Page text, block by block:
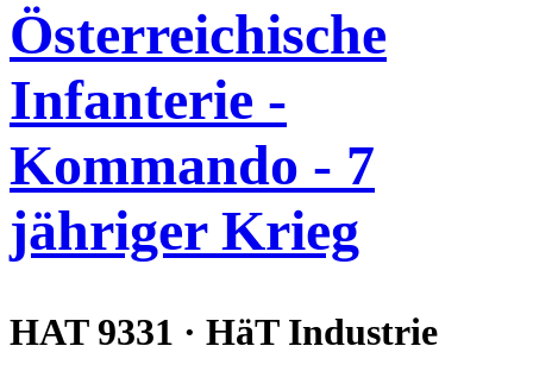
Österreichische
Infanterie -
Kommando - 7
jähriger Krieg
HAT 9331 · HäT Industrie